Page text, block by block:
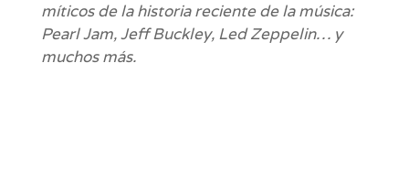
míticos de la historia reciente de la música:
Pearl Jam, Jeff Buckley, Led Zeppelin… y
muchos más.